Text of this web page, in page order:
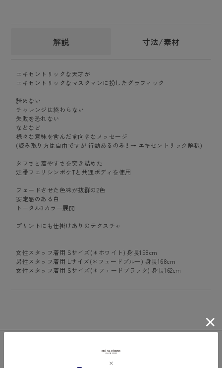
解説 寸法/素材
エキセントリックな天才が
エキセントリックなマスクマンに扮したグラフィック
諦めない
チャレンジは終わらない
失敗を恐れない
などなど
様々な意味を含んだ前向きなメッセージ
(読み取り方は自由ですが 行動あるのみ!! → エキセントリック解釈)
タフさと着やすさを突き詰めた
定番フェリシンポケTと共通ボディを使用
フェードさせた色味が抜群の2色
安定感のある白
トータル3カラー展開
プリントにも仕掛けありのテクスチャ
女性スタッフ着用 Sサイズ(＊ホワイト) 身長158cm
男性スタッフ着用 Lサイズ(＊フェードブルー) 身長168cm
女性スタッフ着用 Sサイズ(＊フェードブラック) 身長162cm